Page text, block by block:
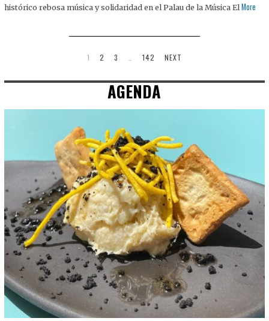
histórico rebosa música y solidaridad en el Palau de la Música El More
1 2 3 142 NEXT
AGENDA